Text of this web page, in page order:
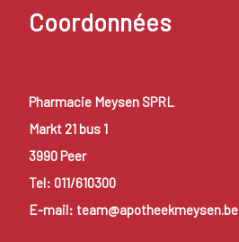
Coordonnées
Pharmacie Meysen SPRL
Markt 21 bus 1
3990 Peer
Tel: 011/610300
E-mail: team@apotheekmeysen.be